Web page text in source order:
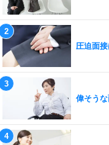
圧迫面
偉そうな